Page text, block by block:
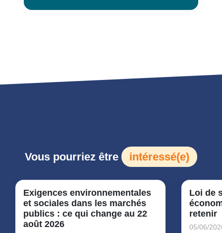
Vous pourriez être intéressé(e)
Exigences environnementales
et sociales dans les marchés
publics : ce qui change au 22
août 2026
Loi de
retenir
05/06/